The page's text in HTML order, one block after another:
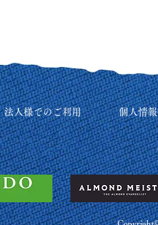
法人様でのご利用 個人情
Copyright©